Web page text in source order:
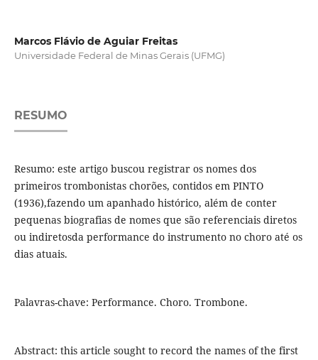
Marcos Flávio de Aguiar Freitas
Universidade Federal de Minas Gerais (UFMG)
RESUMO
Resumo: este artigo buscou registrar os nomes dos
primeiros trombonistas chorões, contidos em PINTO
(1936),fazendo um apanhado histórico, além de conter
pequenas biografias de nomes que são referenciais diretos
ou indiretosda performance do instrumento no choro até os
dias atuais.
Palavras-chave: Performance. Choro. Trombone.
Abstract: this article sought to record the names of the first